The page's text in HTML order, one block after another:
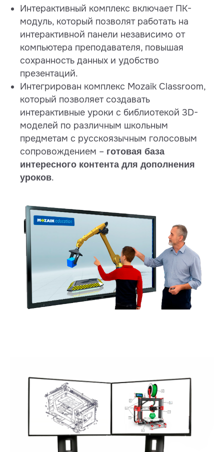
Интерактивный комплекс включает ПК-
модуль, который позволят работать на
интерактивной панели независимо от
компьютера преподавателя, повышая
сохранность данных и удобство
презентаций.
Интегрирован комплекс Mozaik Classroom,
который позволяет создавать
интерактивные уроки с библиотекой 3D-
моделей по различным школьным
предметам с русскоязычным голосовым
сопровождением – готовая база
интересного контента для дополнения
уроков.